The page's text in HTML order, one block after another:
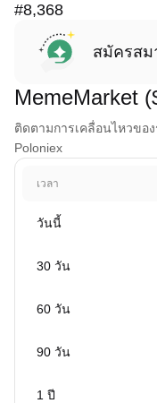
#8,368
สมัครสม
MemeMarket
ติดตามการเคลื่อนไหวขอ
Poloniex
เวลา
วันนี้
30 วัน
60 วัน
90 วัน
1 ปี